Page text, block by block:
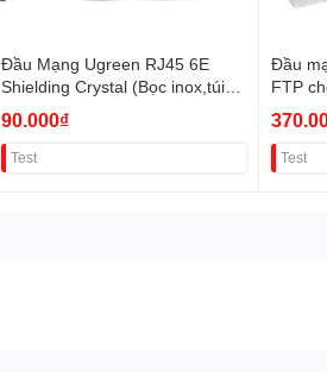
Đầu Mạng Ugreen RJ45 6E
Shielding Crystal (Bọc inox,túi
10c) 20333 VAT
90.000₫
Test
Đầu
FTP
30900
Test